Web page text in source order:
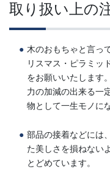
取り扱い上の
木のおもちゃと言っ
リスマス・ピラミッ
をお願いいたします。
力の加減の出来る一
物として一生モノに
部品の接着などには
た美しさを損ねない
とどめています。